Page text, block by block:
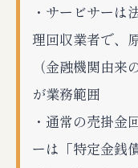
・サービサーは
理回収業者で、
（金融機関由来
が業務範囲
・通常の売掛金
ーは「特定金銭